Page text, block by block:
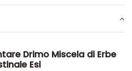
Drimo Miscela di Erbe
Esi